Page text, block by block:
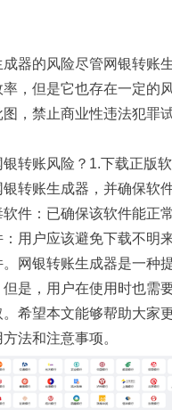
成器的风险尽管网银转账
，但是它也存在一定的
，禁止商业性违法犯罪
转账风险？1.下载正版
转账生成器，并确保软
件：已确保该软件能正
用户应该避免下载不明
网银转账生成器是一种
是，用户在使用时也需
希望本文能够帮助大家
法和注意事项。